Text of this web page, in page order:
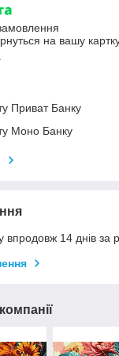
на вашу
Приват Банку
Моно Банку
впродовж 14 днів за